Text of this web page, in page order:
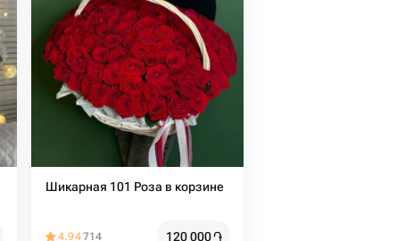
Шикарная 101 Роза в корзине
4.94714 120 000֏